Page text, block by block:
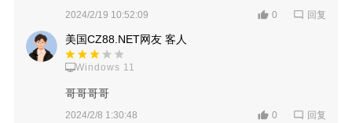
2024/2/19 10:52:09 0 回复
美国CZ88.NET网友 客人
Windows 11
哥哥哥哥
2024/2/8 1:30:48 0 回复